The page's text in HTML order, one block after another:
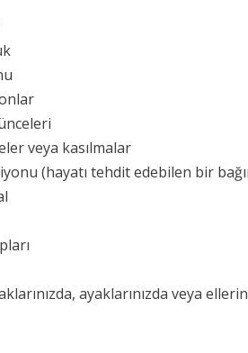
veya kasılmalar
(hayatı tehdit edebilen bir
ayaklarınızda veya